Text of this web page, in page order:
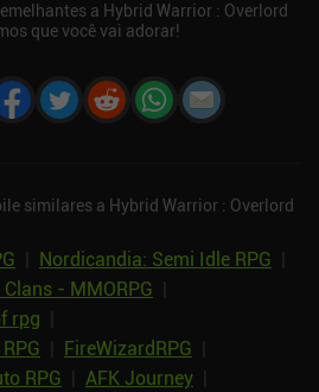
a Hybrid Warrior : Overlord
que você vai adorar!
similares a Hybrid Warrior : Overlord
Nordicandia: Semi Idle RPG
- MMORPG
rpg
FireWizardRPG
RPG
AFK Journey